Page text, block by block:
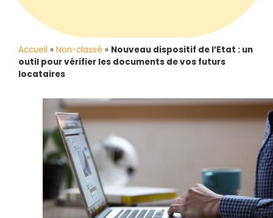
Accueil » Non-classé » Nouveau dispositif de l’Etat : un
outil pour vérifier les documents de vos futurs
locataires